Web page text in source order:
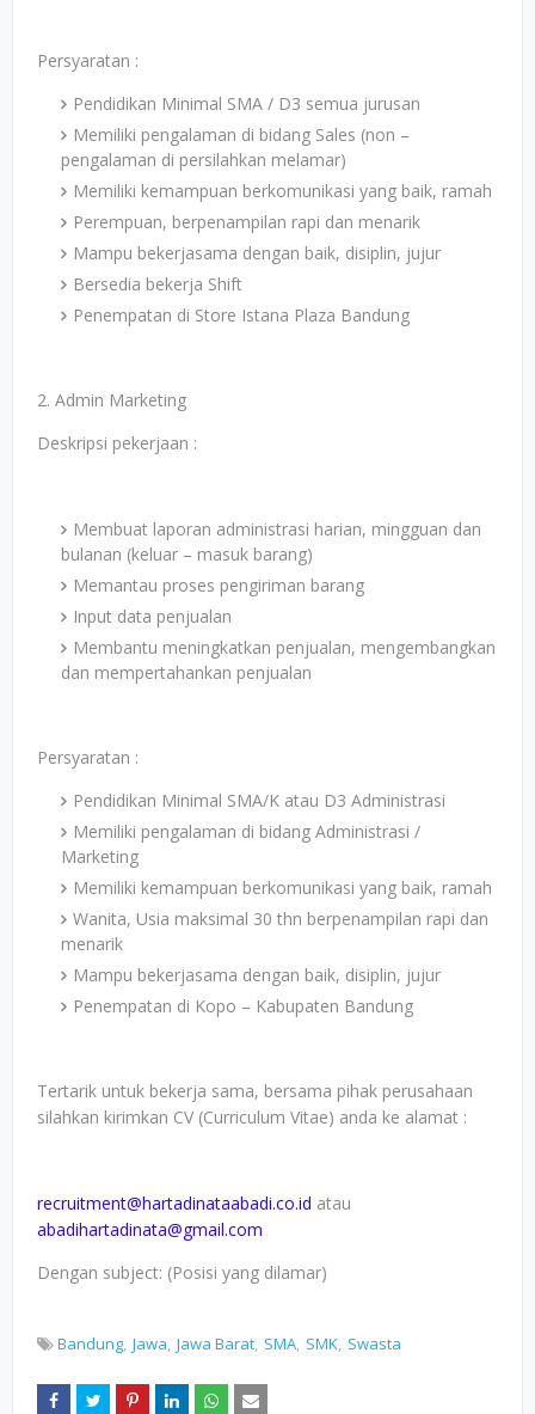
Persyaratan :
Pendidikan Minimal SMA / D3 semua jurusan
Memiliki pengalaman di bidang Sales (non –
pengalaman di persilahkan melamar)
Memiliki kemampuan berkomunikasi yang baik, ramah
Perempuan, berpenampilan rapi dan menarik
Mampu bekerjasama dengan baik, disiplin, jujur
Bersedia bekerja Shift
Penempatan di Store Istana Plaza Bandung
2. Admin Marketing
Deskripsi pekerjaan :
Membuat laporan administrasi harian, mingguan dan
bulanan (keluar – masuk barang)
Memantau proses pengiriman barang
Input data penjualan
Membantu meningkatkan penjualan, mengembangkan
dan mempertahankan penjualan
Persyaratan :
Pendidikan Minimal SMA/K atau D3 Administrasi
Memiliki pengalaman di bidang Administrasi /
Marketing
Memiliki kemampuan berkomunikasi yang baik, ramah
Wanita, Usia maksimal 30 thn berpenampilan rapi dan
menarik
Mampu bekerjasama dengan baik, disiplin, jujur
Penempatan di Kopo – Kabupaten Bandung
Tertarik untuk bekerja sama, bersama pihak perusahaan
silahkan kirimkan CV (Curriculum Vitae) anda ke alamat :
recruitment@hartadinataabadi.co.id atau
abadihartadinata@gmail.com
Dengan subject: (Posisi yang dilamar)
Bandung Jawa Jawa Barat SMA SMK Swasta